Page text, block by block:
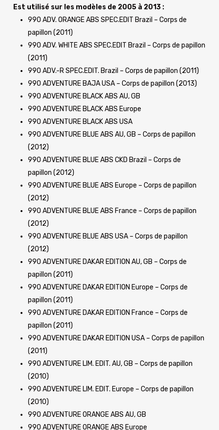
Est utilisé sur les modèles de 2005 à 2013 :
990 ADV. ORANGE ABS SPEC.EDIT Brazil – Corps de
papillon (2011)
990 ADV. WHITE ABS SPEC.EDIT Brazil – Corps de papillon
(2011)
990 ADV.-R SPEC.EDIT. Brazil – Corps de papillon (2011)
990 ADVENTURE BAJA USA – Corps de papillon (2013)
990 ADVENTURE BLACK ABS AU, GB
990 ADVENTURE BLACK ABS Europe
990 ADVENTURE BLACK ABS USA
990 ADVENTURE BLUE ABS AU, GB – Corps de papillon
(2012)
990 ADVENTURE BLUE ABS CKD Brazil – Corps de
papillon (2012)
990 ADVENTURE BLUE ABS Europe – Corps de papillon
(2012)
990 ADVENTURE BLUE ABS France – Corps de papillon
(2012)
990 ADVENTURE BLUE ABS USA – Corps de papillon
(2012)
990 ADVENTURE DAKAR EDITION AU, GB – Corps de
papillon (2011)
990 ADVENTURE DAKAR EDITION Europe – Corps de
papillon (2011)
990 ADVENTURE DAKAR EDITION France – Corps de
papillon (2011)
990 ADVENTURE DAKAR EDITION USA – Corps de papillon
(2011)
990 ADVENTURE LIM. EDIT. AU, GB – Corps de papillon
(2010)
990 ADVENTURE LIM. EDIT. Europe – Corps de papillon
(2010)
990 ADVENTURE ORANGE ABS AU, GB
990 ADVENTURE ORANGE ABS Europe